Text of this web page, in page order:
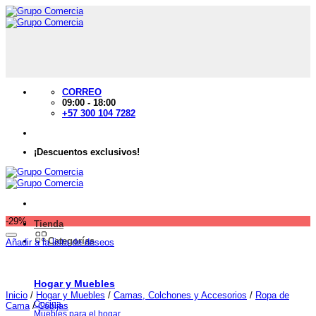
Saltar
al
contenido
CORREO
09:00 - 18:00
+57 300 104 7282
¡Descuentos exclusivos!
Tienda
Categorías
Hogar y Muebles
Cocina
Muebles para el hogar
-29%
Añadir a la lista de deseos
Inicio / Hogar y Muebles / Camas, Colchones y Accesorios / Ropa de
Cama / Cobijas